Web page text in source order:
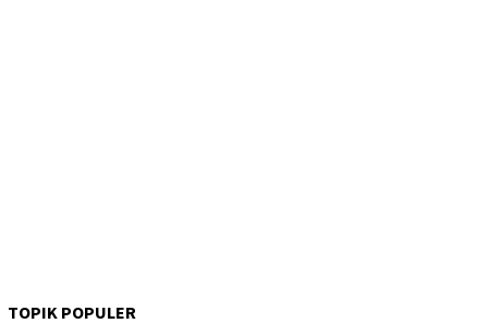
TOPIK POPULER